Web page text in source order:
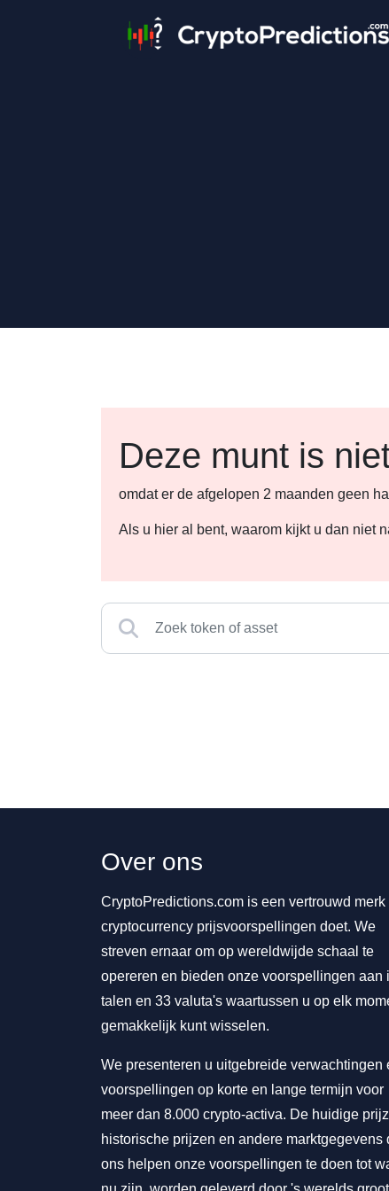
Deze munt is
omdat er de afgelopen 2 maanden geen
Als u hier al bent, waarom kijkt u dan niet
Over ons
CryptoPredictions.com is een vertrouwd merk
cryptocurrency prijsvoorspellingen doet. We
streven ernaar om op wereldwijde schaal te
opereren en bieden onze voorspellingen aan
talen en 33 valuta's waartussen u op elk
gemakkelijk kunt wisselen.
We presenteren u uitgebreide verwachtingen
voorspellingen op korte en lange termijn voor
meer dan 8.000 crypto-activa. De huidige
historische prijzen en andere marktgegevens
ons helpen onze voorspellingen te doen tot